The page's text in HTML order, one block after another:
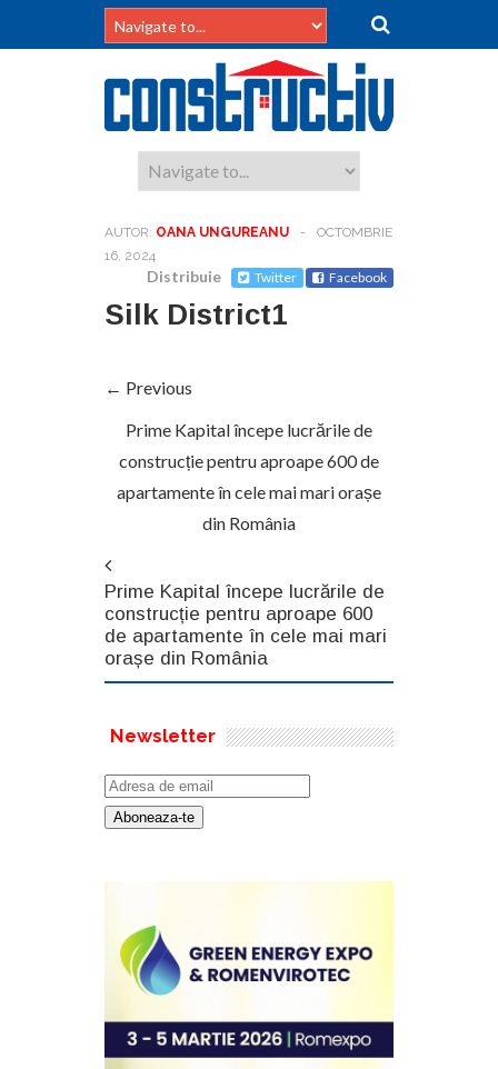
AUTOR: OANA UNGUREANU -
OCTOMBRIE
16, 2024
Distribuie Twitter Facebook
Silk District1
← Previous
Prime Kapital începe lucrările de
construcție pentru aproape 600 de
apartamente în cele mai mari orașe
din România
Prime Kapital începe lucrările de
construcție pentru aproape 600
de apartamente în cele mai mari
orașe din România
Newsletter